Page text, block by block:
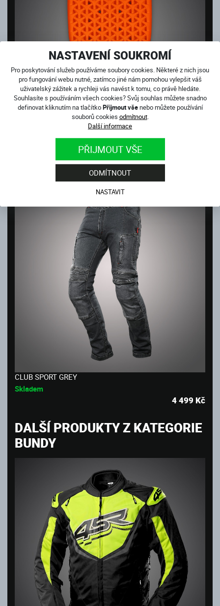
NASTAVENÍ SOUKROMÍ
Pro poskytování služeb používáme soubory cookies. Některé z nich jsou
pro fungování webu nutné, zatímco jiné nám pomohou vylepšit váš
uživatelský zážitek a rychleji vás navést k tomu, co právě hledáte.
Souhlasíte s používáním všech cookies? Svůj souhlas můžete snadno
definovat kliknutím na tlačítkoPřijmout všenebo můžete používání
souborů cookies odmítnout.
Další informace
PŘIJMOUT VŠE
ODMÍTNOUT
NASTAVIT
PÁTEŘOVÝ CHRÁNIČ - VKLÁDACÍ
CLUB SPORT GREY
Skladem
4 499 Kč
DALŠÍ PRODUKTY Z KATEGORIE
BUNDY